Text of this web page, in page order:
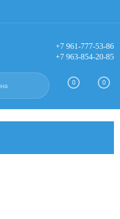
Вход Регистрация
+7 961-777-53-86
+7 963-854-20-85
0 0